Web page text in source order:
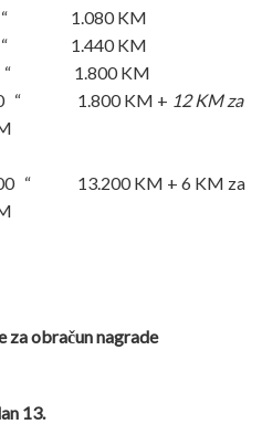
“ 1.080 KM
“ 1.440 KM
“ 1.800 KM
“ 1.800 KM + 12 KM za
“ 13.200 KM + 6 KM za
za obračun nagrade
13.